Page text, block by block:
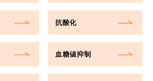
抗酸化
血糖値抑制